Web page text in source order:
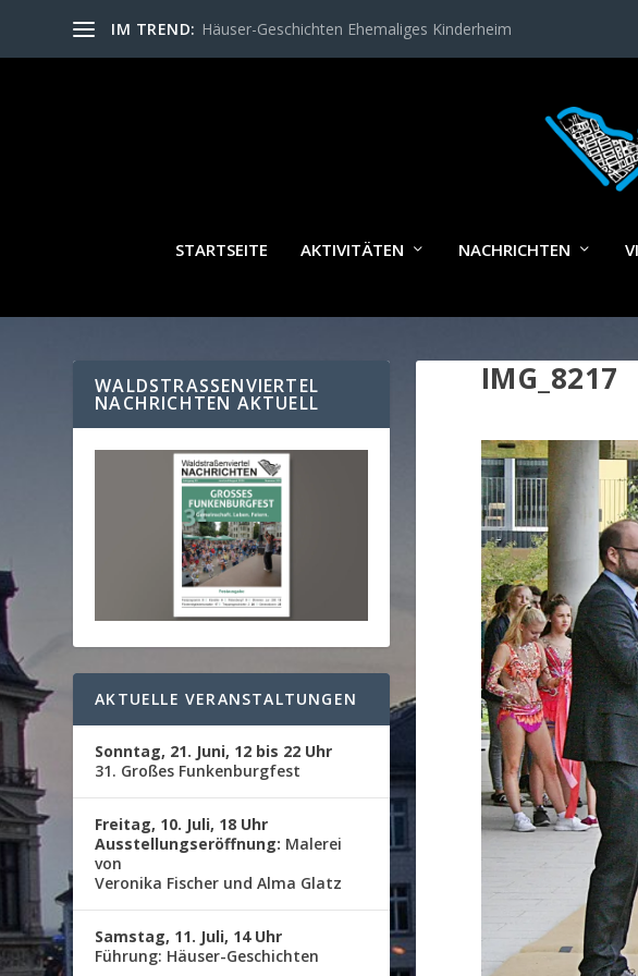
IM TREND: Häuser-Geschichten Ehemaliges Kinderheim
STARTSEITE AKTIVITÄTEN NACHRICHTEN
IMG_8217
WALDSTRASSENVIERTEL N
ACHRICHTEN AKTUELL
AKTUELLE VERANSTALTUNGEN
Sonntag, 21. Juni, 12 bis 22 Uhr
31. Großes Funkenburgfest
Freitag, 10. Juli, 18 Uhr
Ausstellungseröffnung: Malerei
von
Veronika Fischer und Alma Glatz
Samstag, 11. Juli, 14 Uhr
Führung: Häuser-Geschichten